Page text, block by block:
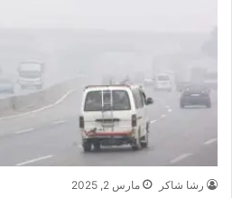
رشا شاكر مارس 2, 2025